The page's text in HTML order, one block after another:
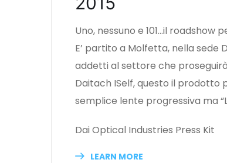
Uno, nessuno e 101…il roadshow
E’ partito a Molfetta, nella sede
addetti al settore che
Daitach ISelf, questo il prodotto
semplice lente progressiva ma
Dai Optical Industries Press Kit
LEARN MORE